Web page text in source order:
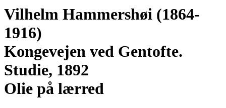
Vilhelm Hammershøi (1864-
1916)
Kongevejen ved Gentofte.
Studie, 1892
Olie på lærred